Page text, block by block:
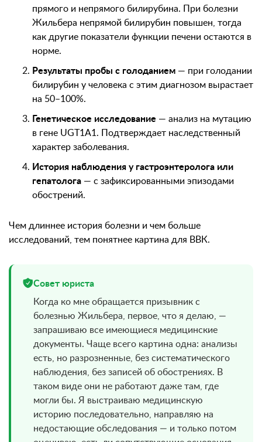
прямого и непрямого билирубина. При болезни
Жильбера непрямой билирубин повышен, тогда
как другие показатели функции печени остаются в
норме.
Результаты пробы с голоданием — при голодании
билирубин у человека с этим диагнозом вырастает
на 50–100%.
Генетическое исследование — анализ на мутацию
в гене UGT1A1. Подтверждает наследственный
характер заболевания.
История наблюдения у гастроэнтеролога или
гепатолога — с зафиксированными эпизодами
обострений.
Чем длиннее история болезни и чем больше
исследований, тем понятнее картина для ВВК.
Совет юриста
Когда ко мне обращается призывник с
болезнью Жильбера, первое, что я делаю, —
запрашиваю все имеющиеся медицинские
документы. Чаще всего картина одна: анализы
есть, но разрозненные, без систематического
наблюдения, без записей об обострениях. В
таком виде они не работают даже там, где
могли бы. Я выстраиваю медицинскую
историю последовательно, направляю на
недостающие обследования — и только потом